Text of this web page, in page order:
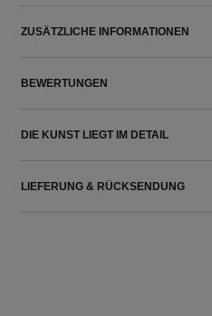
ZUSÄTZLICHE INFORMATIONEN
BEWERTUNGEN
DIE KUNST LIEGT IM DETAIL
LIEFERUNG & RÜCKSENDUNG